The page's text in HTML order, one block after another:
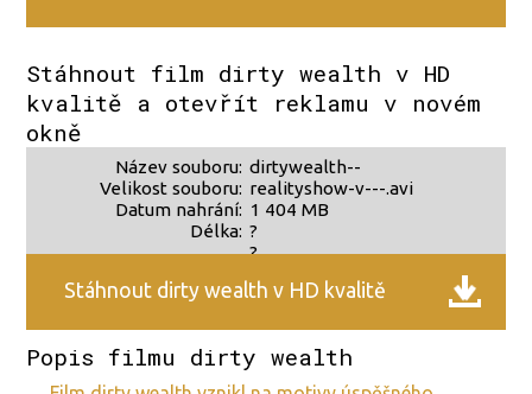
Stáhnout film dirty wealth v HD
kvalitě a otevřít reklamu v novém
okně
Název souboru:
Velikost souboru:
Datum nahrání:
Délka:
dirtywealth--
realityshow-v---.avi
1 404 MB
?
?
Stáhnout dirty wealth v HD kvalitě
Popis filmu dirty wealth